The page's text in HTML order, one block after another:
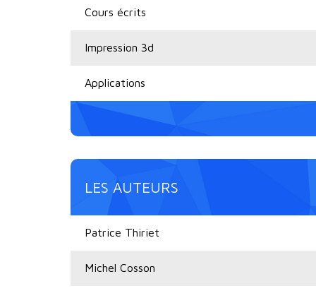
Cours écrits
Impression 3d
Applications
LES AUTEURS
Patrice Thiriet
Michel Cosson